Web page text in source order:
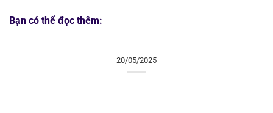
Bạn có thể đọc thêm:
20/05/2025